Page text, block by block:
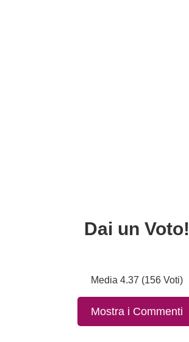
Dai un Voto!
Media 4.37 (156 Voti)
Mostra i Commenti